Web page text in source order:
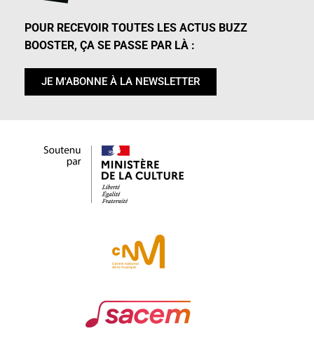
POUR RECEVOIR TOUTES LES ACTUS BUZZ
BOOSTER, ÇA SE PASSE PAR LÀ :
JE M'ABONNE À LA NEWSLETTER